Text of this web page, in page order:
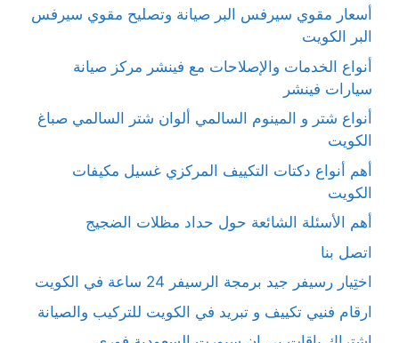
أسعار مقوي سيرفس البر صيانة وتصليح مقوي سيرفس
البر الكويت
أنواع الخدمات والإصلاحات مع فينشر مركز صيانة
سيارات فينشر
أنواع شتر و المينوم السالمي ألوان شتر السالمي صباغ
الكويت
أهم أنواع دكتات التكييف المركزي غسيل مكيفات
الكويت
أهم الأسئلة الشائعة حول حداد مظلات الضجيج
اتصل بنا
اختِيار رسيفر جيد برمجة الرسيفر 24 ساعة في الكويت
ارقام فنيي تكييف و تبريد في الكويت للتركيب والصيانة